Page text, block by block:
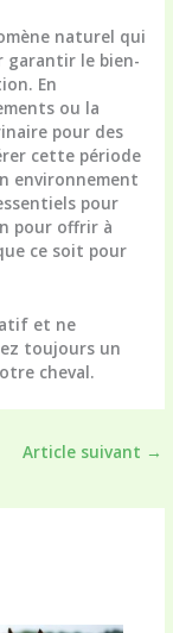
naturel qui
garantir le bien-
En
ou la
pour des
cette période
environnement
pour
pour offrir à
ce soit pour
et ne
toujours un
cheval.
Article suivant →